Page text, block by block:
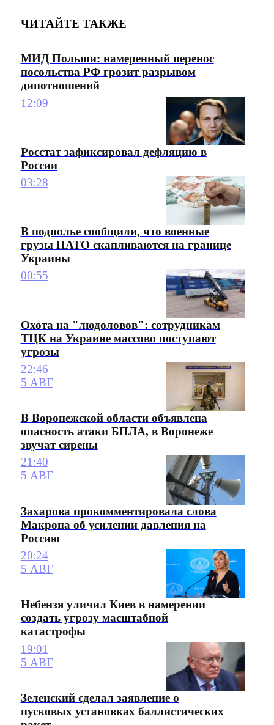
ЧИТАЙТЕ ТАКЖЕ
МИД Польши: намеренный перенос
посольства РФ грозит разрывом
дипотношений
12:09
Росстат зафиксировал дефляцию в
России
03:28
В подполье сообщили, что военные
грузы НАТО скапливаются на границе
Украины
00:55
Охота на "людоловов": сотрудникам
ТЦК на Украине массово поступают
угрозы
22:46
5 АВГ
В Воронежской области объявлена
опасность атаки БПЛА, в Воронеже
звучат сирены
21:40
5 АВГ
Захарова прокомментировала слова
Макрона об усилении давления на
Россию
20:24
5 АВГ
Небензя уличил Киев в намерении
создать угрозу масштабной
катастрофы
19:01
5 АВГ
Зеленский сделал заявление о
пусковых установках баллистических